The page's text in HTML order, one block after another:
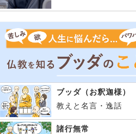
ブッダ（お釈迦様）
教えと名言・逸話
諸行無常